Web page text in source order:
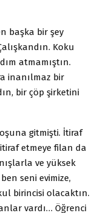
başka bir şey
Koku
atmamıştın.
inanılmaz bir
bir çöp şirketini
gitmişti. İtiraf
etmeye filan da
ve yüksek
seni evimize,
birincisi olacaktın.
vardı… Öğrenci